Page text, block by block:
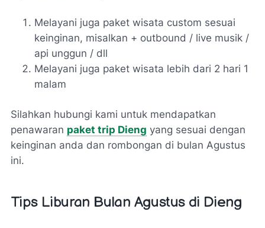
Melayani juga paket wisata custom sesuai
keinginan, misalkan + outbound / live musik /
api unggun / dll
Melayani juga paket wisata lebih dari 2 hari 1
malam
Silahkan hubungi kami untuk mendapatkan
penawaran paket trip Dieng yang sesuai dengan
keinginan anda dan rombongan di bulan Agustus
ini.
Tips Liburan Bulan Agustus di Dieng